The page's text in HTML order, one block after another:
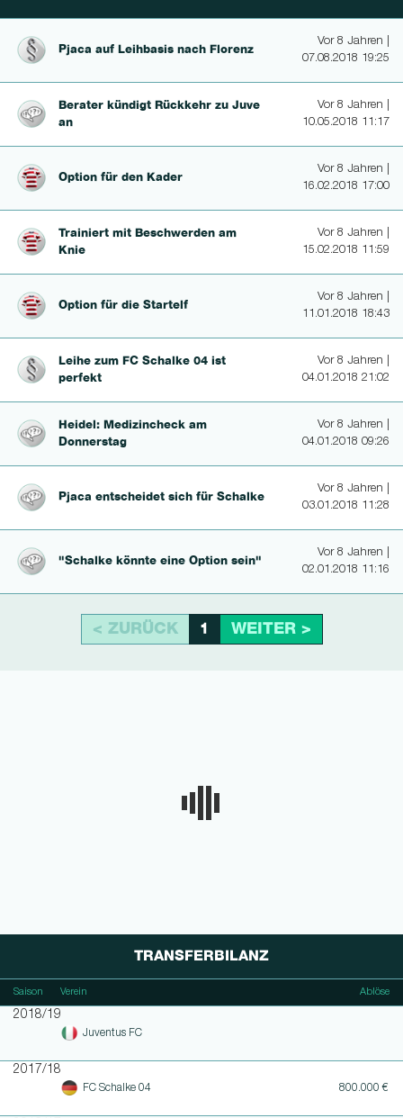
Pjaca auf Leihbasis nach Florenz
Vor 8 Jahren |
07.08.2018 19:25
Berater kündigt Rückkehr zu Juve
an
Vor 8 Jahren |
10.05.2018 11:17
Option für den Kader
Vor 8 Jahren |
16.02.2018 17:00
Trainiert mit Beschwerden am
Knie
Vor 8 Jahren |
15.02.2018 11:59
Option für die Startelf
Vor 8 Jahren |
11.01.2018 18:43
Leihe zum FC Schalke 04 ist
perfekt
Vor 8 Jahren |
04.01.2018 21:02
Heidel: Medizincheck am
Donnerstag
Vor 8 Jahren |
04.01.2018 09:26
Pjaca entscheidet sich für Schalke
Vor 8 Jahren |
03.01.2018 11:28
"Schalke könnte eine Option sein"
Vor 8 Jahren |
02.01.2018 11:16
< ZURÜCK 1 WEITER >
TRANSFERBILANZ
Saison Verein Ablöse
2018/19
Juventus FC
2017/18
FC Schalke 04 800.000 €